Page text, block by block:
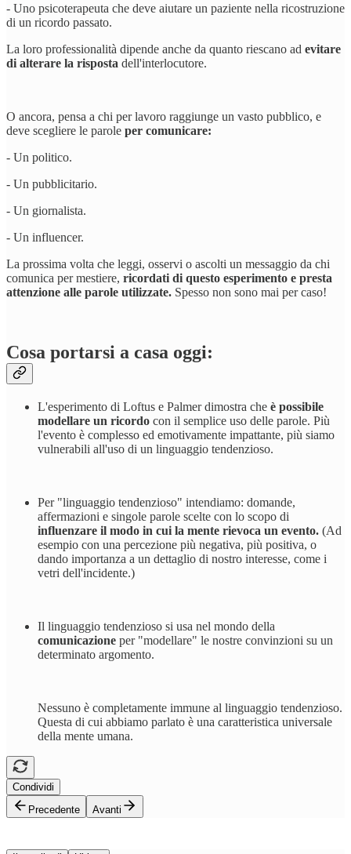
- Uno psicoterapeuta che deve aiutare un paziente nella ricostruzione
di un ricordo passato.
La loro professionalità dipende anche da quanto riescano ad evitare
di alterare la risposta dell'interlocutore.
O ancora, pensa a chi per lavoro raggiunge un vasto pubblico, e
deve scegliere le parole per comunicare:
- Un politico.
- Un pubblicitario.
- Un giornalista.
- Un influencer.
La prossima volta che leggi, osservi o ascolti un messaggio da chi
comunica per mestiere, ricordati di questo esperimento e presta
attenzione alle parole utilizzate. Spesso non sono mai per caso!
Cosa portarsi a casa oggi:
L'esperimento di Loftus e Palmer dimostra che è possibile
modellare un ricordo con il semplice uso delle parole. Più
l'evento è complesso ed emotivamente impattante, più siamo
vulnerabili all'uso di un linguaggio tendenzioso.
Per "linguaggio tendenzioso" intendiamo: domande,
affermazioni e singole parole scelte con lo scopo di
influenzare il modo in cui la mente rievoca un evento. (Ad
esempio con una percezione più negativa, più positiva, o
dando importanza a un dettaglio di nostro interesse, come i
vetri dell'incidente.)
Il linguaggio tendenzioso si usa nel mondo della
comunicazione per "modellare" le nostre convinzioni su un
determinato argomento.
Nessuno è completamente immune al linguaggio tendenzioso.
Questa di cui abbiamo parlato è una caratteristica universale
della mente umana.
Condividi
Precedente
Avanti